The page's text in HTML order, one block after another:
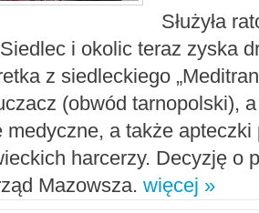
Służyła
i okolic teraz zyska
z siedleckiego
(obwód tarnopolski),
medyczne, a także apteczki
harcerzy. Decyzję o
Mazowsza. więcej »